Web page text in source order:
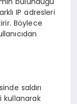
IP adresleri
Böylece
saldırı
kullanarak